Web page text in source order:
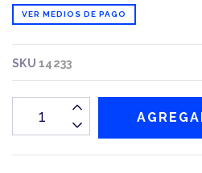
VER MEDIOS DE PAGO
SKU14233